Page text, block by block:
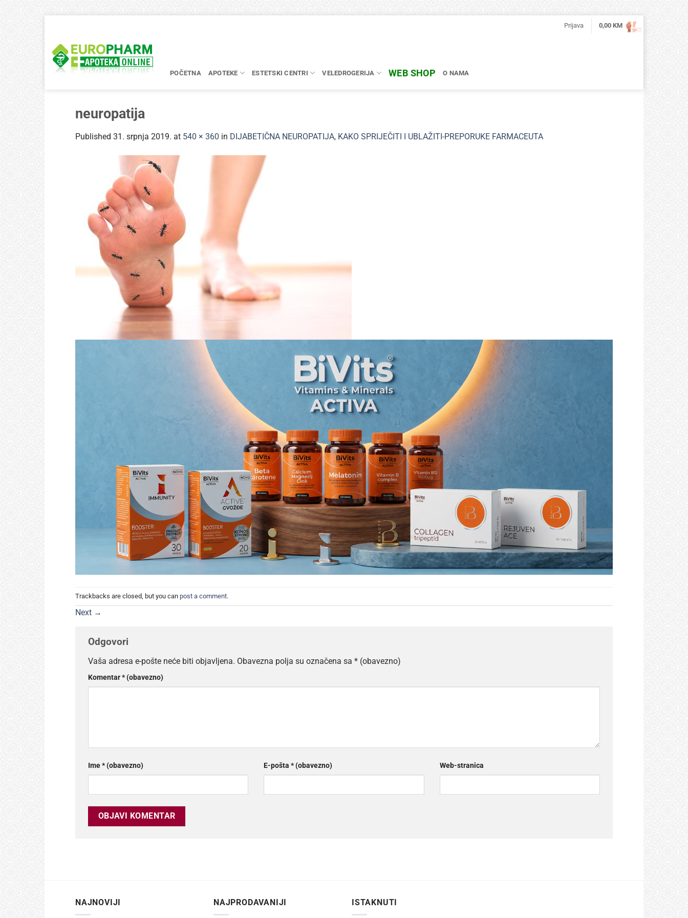
content
Prijava 0,00 KM
POČETNA APOTEKE ESTETSKI CENTRI VELEDROGERIJA WEB SHOP O NAMA
neuropatija
Published 31. srpnja 2019. at 540 × 360 in DIJABETIČNA NEUROPATIJA, KAKO SPRIJEČITI I UBLAŽITI-PREPORUKE FARMACEUTA
Trackbacks are closed, but you can post a comment.
Next →
Odgovori
Vaša adresa e-pošte neće biti objavljena. Obavezna polja su označena sa * (obavezno)
Komentar* (obavezno)
Ime* (obavezno) E-pošta* (obavezno) Web-stranica
NAJNOVIJI NAJPRODAVANIJI ISTAKNUTI